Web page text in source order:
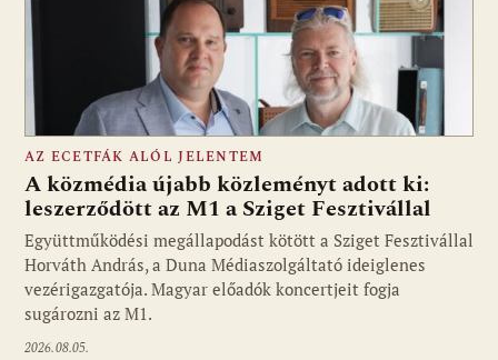
Fotó: media1.hu
AZ ECETFÁK ALÓL JELENTEM
A közmédia újabb közleményt adott ki:
leszerződött az M1 a Sziget Fesztivállal
Együttműködési megállapodást kötött a Sziget Fesztivállal
Horváth András, a Duna Médiaszolgáltató ideiglenes
vezérigazgatója. Magyar előadók koncertjeit fogja
sugározni az M1.
2026.08.05.